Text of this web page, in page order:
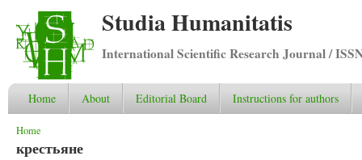
Studia Humanitatis
International Scientific Research Journal /
Home About Editorial Board Instructions for authors
You are here
Home
крестьяне